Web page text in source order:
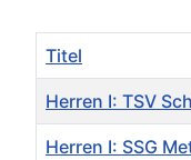
Titel
Herren I: TSV
Herren I: SSG